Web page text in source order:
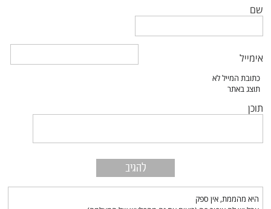
שם
אימייל
תוכן
היא מהממת, אין ספק